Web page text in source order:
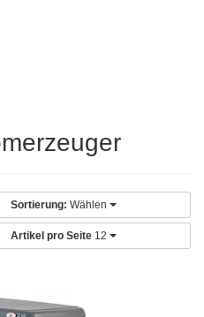
Sortierung: Wählen
Artikel pro Seite 12